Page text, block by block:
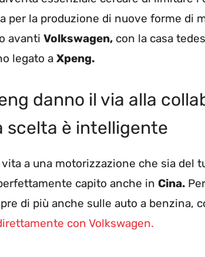
per la produzione di nuove forme di
avanti Volkswagen, con la casa
legato a Xpeng.
danno il via alla
scelta è intelligente
vita a una motorizzazione che sia del
capito anche in Cina.
di più anche sulle auto a benzina,
con Volkswagen.